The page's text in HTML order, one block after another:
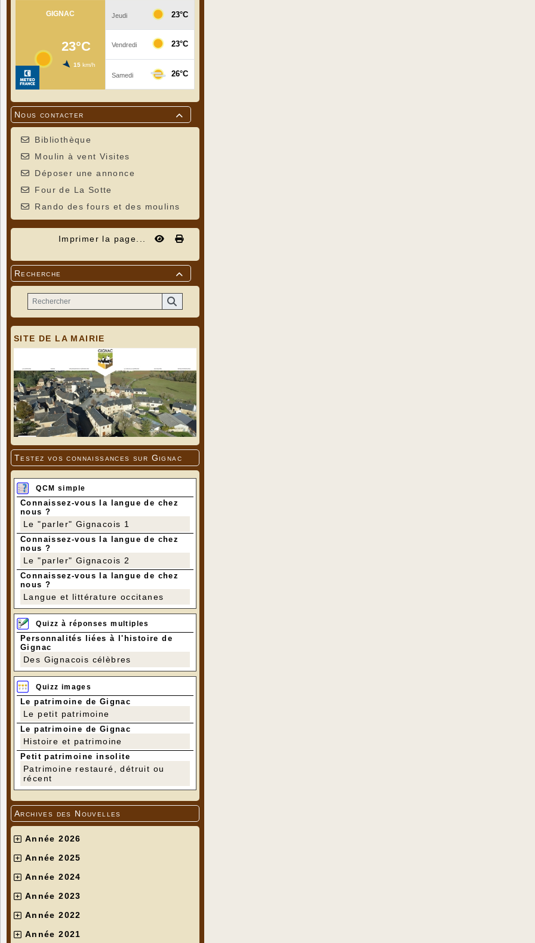

Nous contacter
Bibliothèque
Moulin à vent Visites
Déposer une annonce
Four de La Sotte
Rando des fours et des moulins
Imprimer la page...

Recherche
SITE DE LA MAIRIE
Testez vos connaissances sur Gignac
QCM simple
Connaissez-vous la langue de chez
nous ?
Le "parler" Gignacois 1
Connaissez-vous la langue de chez
nous ?
Le "parler" Gignacois 2
Connaissez-vous la langue de chez
nous ?
Langue et littérature occitanes
Quizz à réponses multiples
Personnalités liées à l'histoire de
Gignac
Des Gignacois célèbres
Quizz images
Le patrimoine de Gignac
Le petit patrimoine
Le patrimoine de Gignac
Histoire et patrimoine
Petit patrimoine insolite
Patrimoine restauré, détruit ou
récent
Archives des Nouvelles
Année 2026
Année 2025
Année 2024
Année 2023
Année 2022
Année 2021